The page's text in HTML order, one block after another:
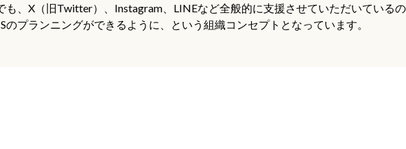
も、X（旧Twitter）、Instagram、LINEなど全般的に支援させていただいている
のプランニングができるように、という組織コンセプトとなっています。